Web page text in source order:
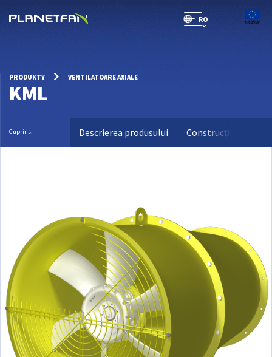
RO
PRODUKTY VENTILATOARE AXIALE
KML
Cuprins: Descrierea produsului Construcții